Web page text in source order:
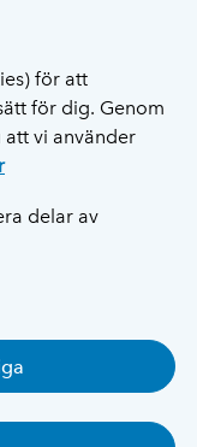
för att
för dig. Genom
vi använder
delar av